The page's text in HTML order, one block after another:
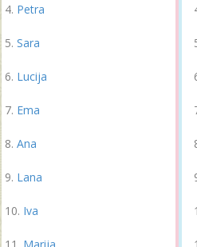
Petra
Sara
Lucija
Ema
Ana
Lana
Iva
Marija